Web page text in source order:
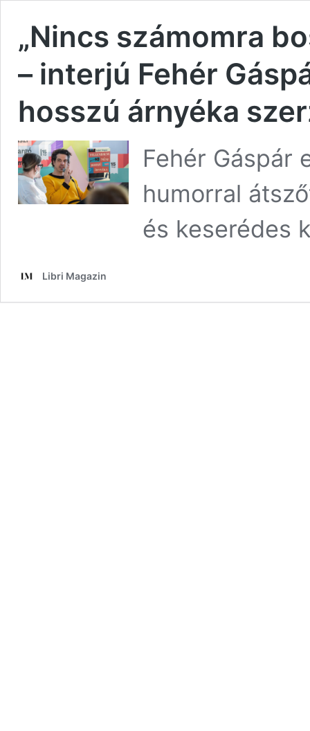
„Nincs számomra
– interjú Fehér
hosszú árnyéka
Fehér Gáspár
humorral
és keserédes
Libri Magazin